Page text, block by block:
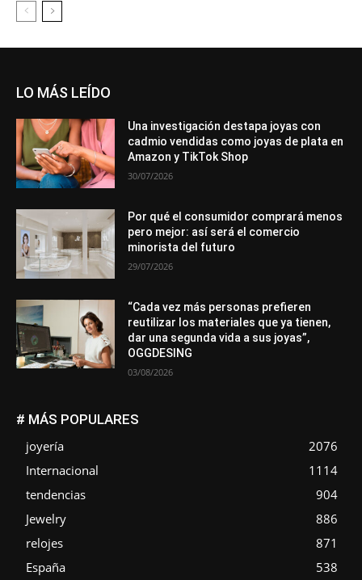
LO MÁS LEÍDO
Una investigación destapa joyas con
cadmio vendidas como joyas de plata en
Amazon y TikTok Shop
30/07/2026
Por qué el consumidor comprará menos
pero mejor: así será el comercio
minorista del futuro
29/07/2026
“Cada vez más personas prefieren
reutilizar los materiales que ya tienen,
dar una segunda vida a sus joyas”,
OGGDESING
03/08/2026
# MÁS POPULARES
joyería
2076
Internacional
1114
tendencias
904
Jewelry
886
relojes
871
España
538